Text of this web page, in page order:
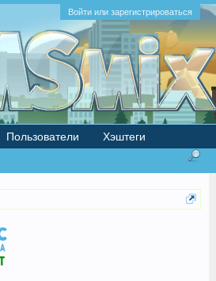
Войти или зарегистрироваться
Пользователи Хэштеги